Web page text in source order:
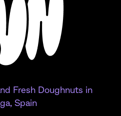
Fresh Doughnuts in
Spain